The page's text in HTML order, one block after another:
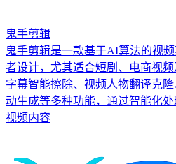
鬼手剪辑
鬼手剪辑是一款基于AI算法的视
者设计，尤其适合短剧、电商视
字幕智能擦除、视频人物翻译克
动生成等多种功能，通过智能化
视频内容